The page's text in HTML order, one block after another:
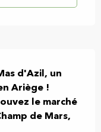
d'Azil, un
Ariège !
le marché
de Mars,